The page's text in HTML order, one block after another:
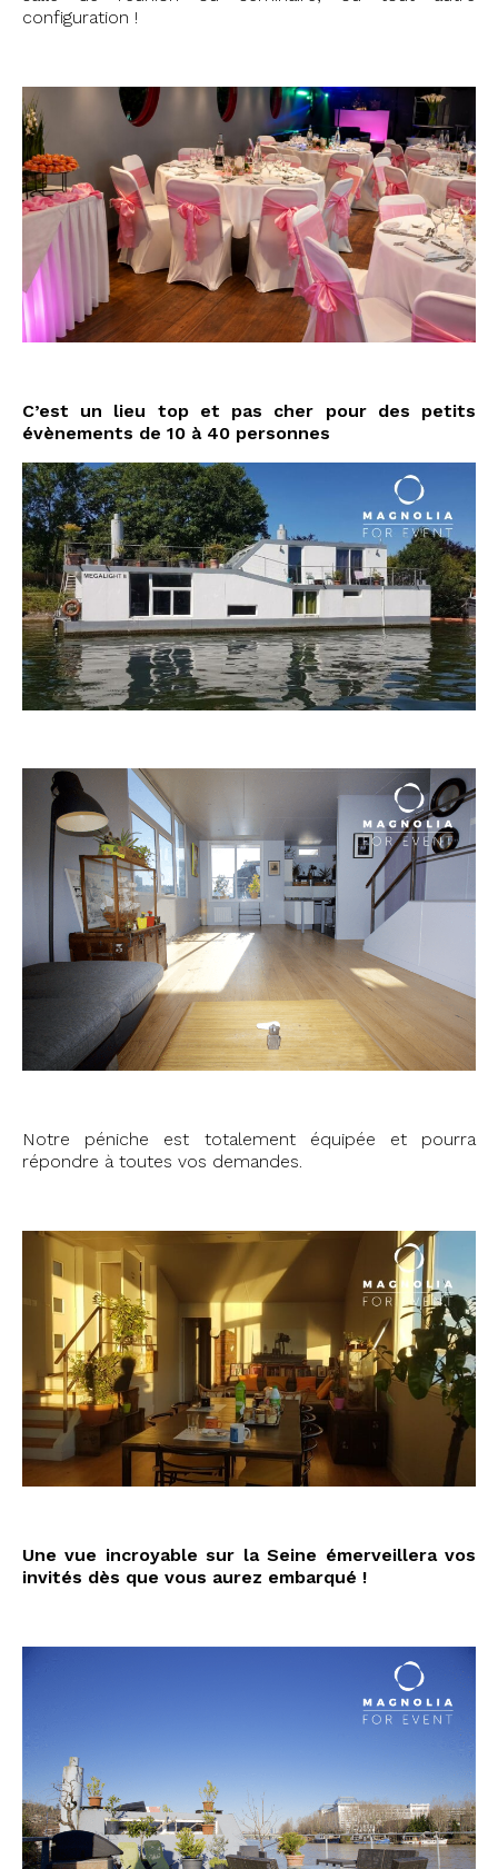
configuration !
C’est un lieu top et pas cher pour des petits
évènements de 10 à 40 personnes
Notre péniche est totalement équipée et pourra
répondre à toutes vos demandes.
Une vue incroyable sur la Seine émerveillera vos
invités dès que vous aurez embarqué !